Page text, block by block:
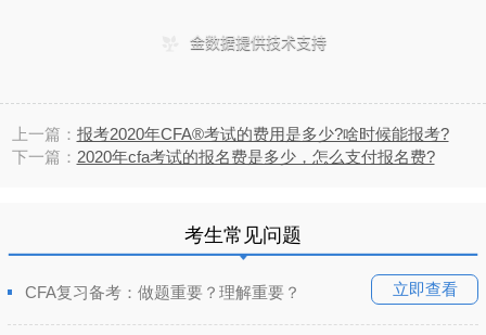
上一篇： 报考2020年CFA®考试的费用是多少?啥时候能报考?
下一篇： 2020年cfa考试的报名费是多少，怎么支付报名费?
考生常见问题
立即查看
CFA复习备考：做题重要？理解重要？